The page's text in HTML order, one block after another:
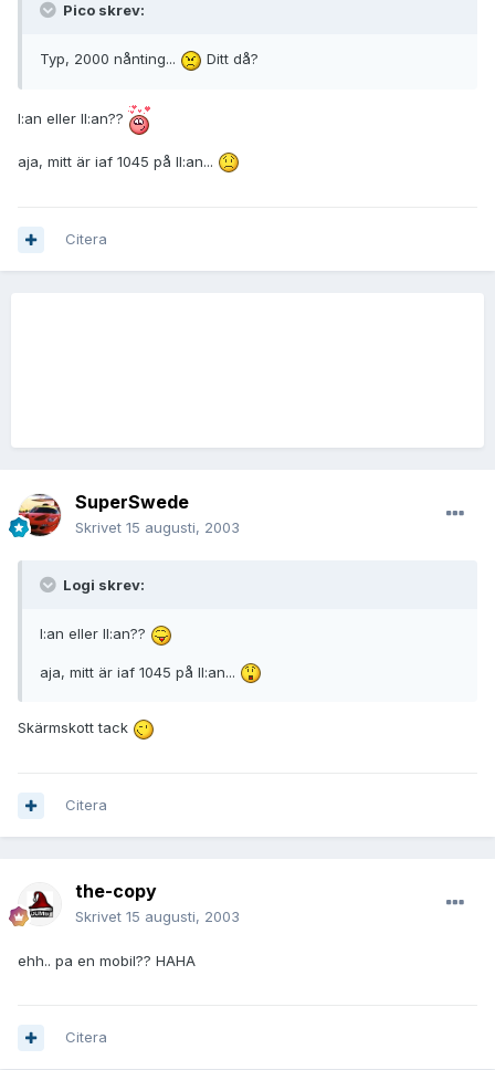
Pico skrev:
Typ, 2000 nånting... Ditt då?
I:an eller II:an??
aja, mitt är iaf 1045 på II:an...
Citera
SuperSwede
Skrivet 15 augusti, 2003
Logi skrev:
I:an eller II:an??
aja, mitt är iaf 1045 på II:an...
Skärmskott tack
Citera
the-copy
Skrivet 15 augusti, 2003
ehh.. pa en mobil?? HAHA
Citera